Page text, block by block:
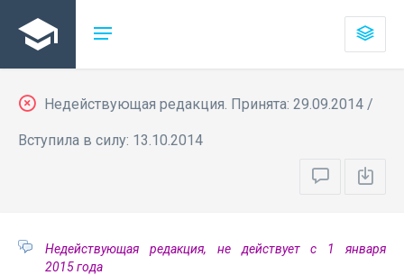
Недействующая редакция. Принята: 29.09.2014 /
Вступила в силу: 13.10.2014
Недействующая редакция, не действует с 1 января
2015 года